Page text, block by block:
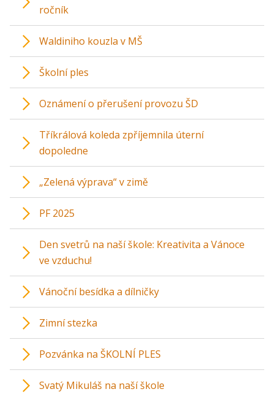
ročník
Waldiniho kouzla v MŠ
Školní ples
Oznámení o přerušení provozu ŠD
Tříkrálová koleda zpříjemnila úterní
dopoledne
„Zelená výprava“ v zimě
PF 2025
Den svetrů na naší škole: Kreativita a Vánoce
ve vzduchu!
Vánoční besídka a dílničky
Zimní stezka
Pozvánka na ŠKOLNÍ PLES
Svatý Mikuláš na naší škole